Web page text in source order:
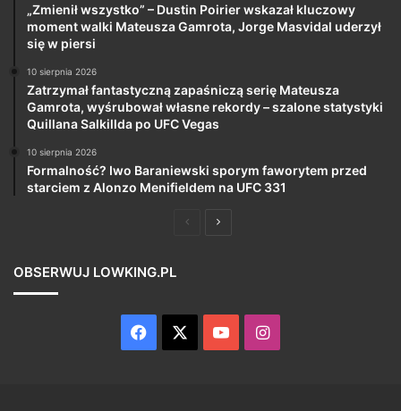
„Zmienił wszystko” – Dustin Poirier wskazał kluczowy
moment walki Mateusza Gamrota, Jorge Masvidal uderzył
się w piersi
10 sierpnia 2026
Zatrzymał fantastyczną zapaśniczą serię Mateusza
Gamrota, wyśrubował własne rekordy – szalone statystyki
Quillana Salkillda po UFC Vegas
10 sierpnia 2026
Formalność? Iwo Baraniewski sporym faworytem przed
starciem z Alonzo Menifieldem na UFC 331
PoprzedniaNastępna
OBSERWUJ LOWKING.PL
Facebook YouTubeInstagram